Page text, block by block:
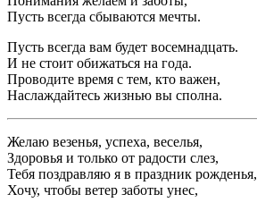
Пусть всегда сбываются мечты.
Пусть всегда вам будет восемнадцать.
И не стоит обижаться на года.
Проводите время с тем, кто важен,
Наслаждайтесь жизнью вы сполна.
Желаю везенья, успеха, веселья,
Здоровья и только от радости слез,
Тебя поздравляю я в праздник рожденья,
Хочу, чтобы ветер заботы унес,